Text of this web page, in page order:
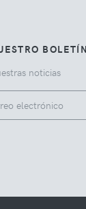
noticias